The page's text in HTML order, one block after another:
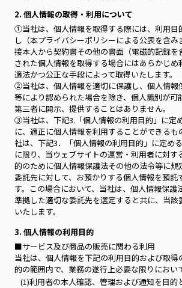
2. 個人情報の取得・利用について
①当社は、個人情報を取得する際には、利用目
し（本プライバシーポリシーによる公表を含み
接本人から契約書その他の書面（電磁的記録を
された個人情報を取得する場合にはあらかじめ
適法かつ公正な手段によって取得いたします。
②当社は、個人情報を適切に保護し、個人情報
等により認められた場合を除き、個人識別が可
第三者に開示、提供することはありません。
③当社は、下記3.「個人情報の利用目的」に定
に、適正に個人情報を利用することができるも
社は、下記3．「個人情報の利用目的」に定め
に限り、当ウェブサイトの運営・利用者に対す
的のために個人情報保護法その他の法令等に規
委託先に対して、お預かりする個人情報を預託
す。この場合において、当社は、個人情報保護
準拠した適切な委託先を選定すると共に、当該
いたします。
3. 個人情報の利用目的
■サービス及び商品の販売に関わる利用
当社は、個人情報を下記の利用目的および取得
的の範囲内で、業務の遂行上必要な限りにおい
(1)利用者の本人確認、管理および通知を目的